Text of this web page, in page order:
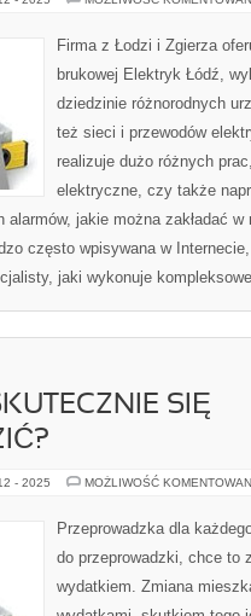
Firma z Łodzi i Zgierza
brukowej Elektryk Łódź,
dziedzinie różnorodnych
też sieci i przewodów
realizuje dużo różnych
elektryczne, czy także
jakie można zakładać
często wpisywana w
jaki wykonuje
SIĘ
- 2025 MOŻLIWOŚĆ
Przeprowadzka dla
do przeprowadzki, chce to
wydatkiem. Zmiana